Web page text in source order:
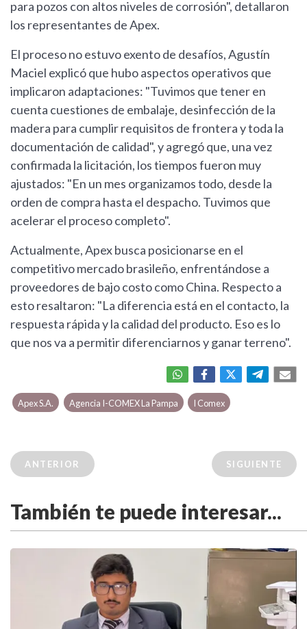
para pozos con altos niveles de corrosión", detallaron
los representantes de Apex.
El proceso no estuvo exento de desafíos, Agustín
Maciel explicó que hubo aspectos operativos que
implicaron adaptaciones: "Tuvimos que tener en
cuenta cuestiones de embalaje, desinfección de la
madera para cumplir requisitos de frontera y toda la
documentación de calidad", y agregó que, una vez
confirmada la licitación, los tiempos fueron muy
ajustados: "En un mes organizamos todo, desde la
orden de compra hasta el despacho. Tuvimos que
acelerar el proceso completo".
Actualmente, Apex busca posicionarse en el
competitivo mercado brasileño, enfrentándose a
proveedores de bajo costo como China. Respecto a
esto resaltaron: "La diferencia está en el contacto, la
respuesta rápida y la calidad del producto. Eso es lo
que nos va a permitir diferenciarnos y ganar terreno".
Apex S.A. Agencia I-COMEX La Pampa I Comex
ANTERIOR SIGUIENTE
También te puede interesar...